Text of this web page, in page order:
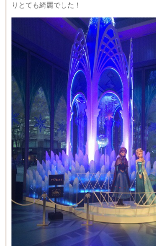
りとても綺麗でした！